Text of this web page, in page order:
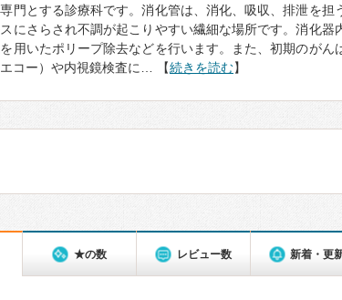
門とする診療科です。消化管は、消化、吸収、排泄を担
にさらされ不調が起こりやすい繊細な場所です。消化器
用いたポリープ除去などを行います。また、初期のがん
コー）や内視鏡検査に… 【続きを読む】
★の数 レビュー数 新着・更